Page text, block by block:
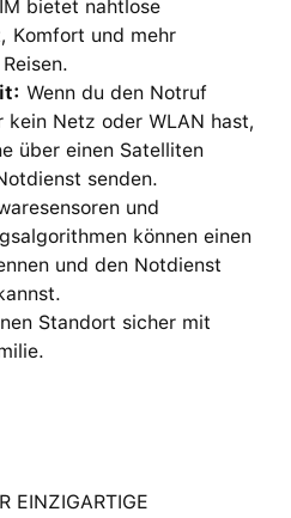
bietet nahtlose
Komfort und mehr
Wenn du den Notruf
Netz oder WLAN hast,
über einen Satelliten
senden.
und
können einen
und den Notdienst
Standort sicher mit
EINZIGARTIGE